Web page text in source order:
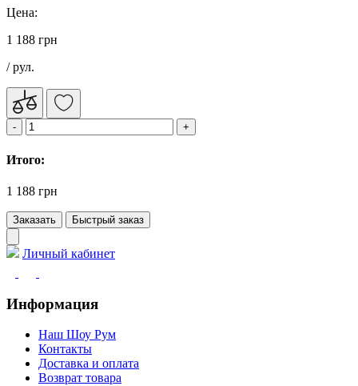
Цена:
1 188 грн
/ рул.
Итого:
1 188 грн
Заказать Быстрый заказ
Личный кабинет
Информация
Наш Шоу Рум
Контакты
Доставка и оплата
Возврат товара